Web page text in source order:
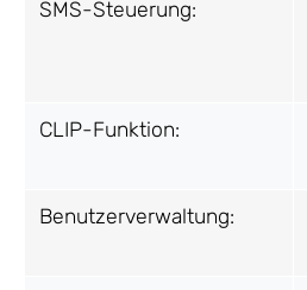
SMS-Steuerung:
CLIP-Funktion:
Benutzerverwaltung: